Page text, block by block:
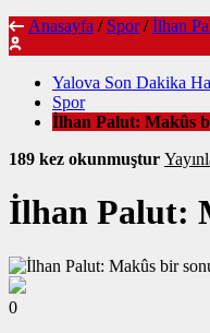
Anasayfa / Spor / İlhan
Yalova Son Dakika
Spor
İlhan Palut: Makûs
189 kez okunmuştur
İlhan Palut:
0